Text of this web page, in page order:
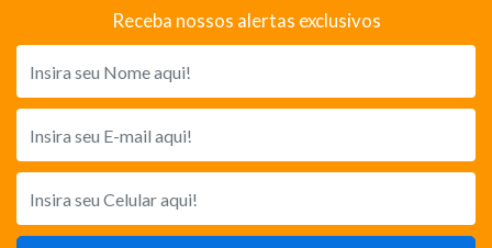
Receba nossos alertas exclusivos